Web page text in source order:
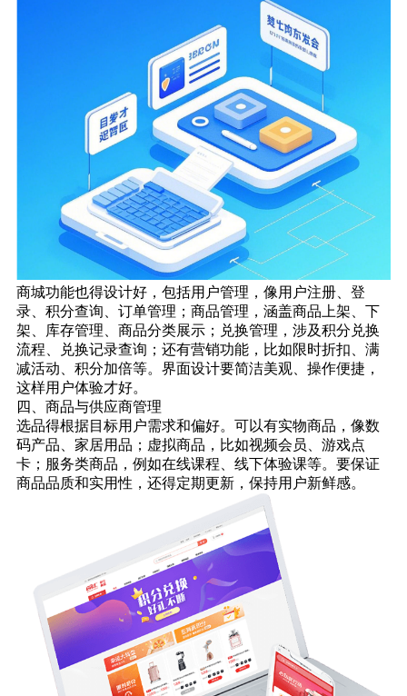
商城功能也得设计好，包括用户管理，像用户注册、登
录、积分查询、订单管理；商品管理，涵盖商品上架、下
架、库存管理、商品分类展示；兑换管理，涉及积分兑换
流程、兑换记录查询；还有营销功能，比如限时折扣、满
减活动、积分加倍等。界面设计要简洁美观、操作便捷，
这样用户体验才好。
四、商品与供应商管理
选品得根据目标用户需求和偏好。可以有实物商品，像数
码产品、家居用品；虚拟商品，比如视频会员、游戏点
卡；服务类商品，例如在线课程、线下体验课等。要保证
商品品质和实用性，还得定期更新，保持用户新鲜感。